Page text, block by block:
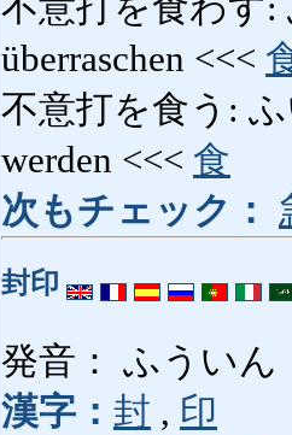
überraschen <<<
不意打を食う: ふ
werden <<< 食
次もチェック：
封印
発音： ふういん
漢字： 封 , 印